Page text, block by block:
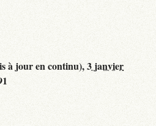
à jour en continu),3 janvier